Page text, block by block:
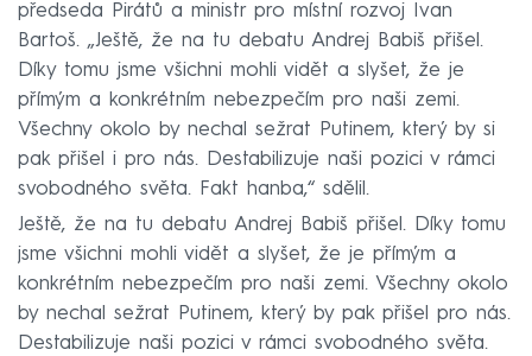
předseda Pirátů a ministr pro místní rozvoj Ivan
Bartoš. „Ještě, že na tu debatu Andrej Babiš přišel.
Díky tomu jsme všichni mohli vidět a slyšet, že je
přímým a konkrétním nebezpečím pro naši zemi.
Všechny okolo by nechal sežrat Putinem, který by si
pak přišel i pro nás. Destabilizuje naši pozici v rámci
svobodného světa. Fakt hanba,“ sdělil.
Ještě, že na tu debatu Andrej Babiš přišel. Díky tomu
jsme všichni mohli vidět a slyšet, že je přímým a
konkrétním nebezpečím pro naši zemi. Všechny okolo
by nechal sežrat Putinem, který by pak přišel pro nás.
Destabilizuje naši pozici v rámci svobodného světa.